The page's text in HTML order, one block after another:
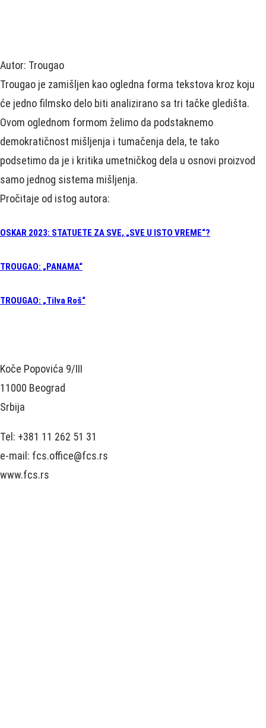
Autor: Trougao
Trougao je zamišljen kao ogledna forma tekstova kroz koju
će jedno filmsko delo biti analizirano sa tri tačke gledišta.
Ovom oglednom formom želimo da podstaknemo
demokratičnost mišljenja i tumačenja dela, te tako
podsetimo da je i kritika umetničkog dela u osnovi proizvod
samo jednog sistema mišljenja.
Pročitaje od istog autora:
OSKAR 2023: STATUETE ZA SVE, „SVE U ISTO VREME“?
TROUGAO: „PANAMA“
TROUGAO: „Tilva Roš“
Koče Popovića 9/III
11000 Beograd
Srbija
Tel: +381 11 262 51 31
e-mail: fcs.office@fcs.rs
www.fcs.rs